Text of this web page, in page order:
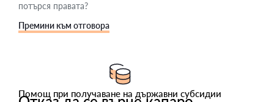
потърся правата?
Премини към отговора
Помощ при получаване на държавни субсидии